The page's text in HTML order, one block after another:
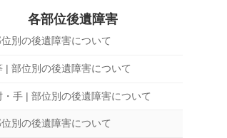
各部位後遺障害
別の後遺障害について
| 部位別の後遺障害について
・手 | 部位別の後遺障害について
別の後遺障害について